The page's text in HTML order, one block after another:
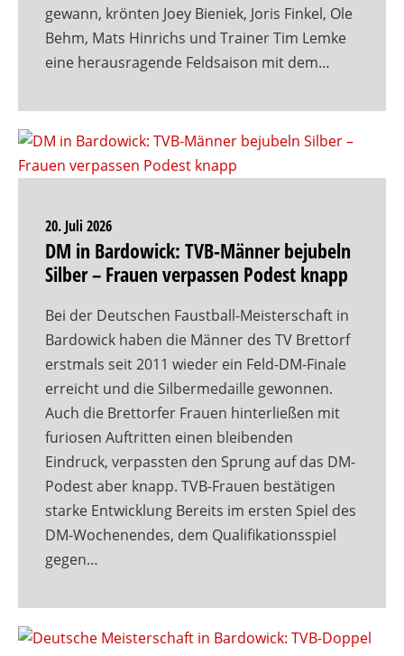
gewann, krönten Joey Bieniek, Joris Finkel, Ole
Behm, Mats Hinrichs und Trainer Tim Lemke
eine herausragende Feldsaison mit dem…
20. Juli 2026
DM in Bardowick: TVB-Männer bejubeln
Silber – Frauen verpassen Podest knapp
Bei der Deutschen Faustball-Meisterschaft in
Bardowick haben die Männer des TV Brettorf
erstmals seit 2011 wieder ein Feld-DM-Finale
erreicht und die Silbermedaille gewonnen.
Auch die Brettorfer Frauen hinterließen mit
furiosen Auftritten einen bleibenden
Eindruck, verpassten den Sprung auf das DM-
Podest aber knapp. TVB-Frauen bestätigen
starke Entwicklung Bereits im ersten Spiel des
DM-Wochenendes, dem Qualifikationsspiel
gegen…